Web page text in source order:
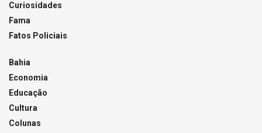
Curiosidades
Fama
Fatos Policiais
Bahia
Economia
Educação
Cultura
Colunas